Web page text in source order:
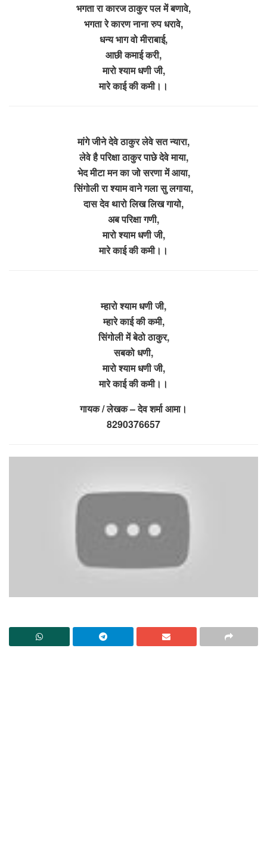
भगता रा कारज ठाकुर पल में बणावे,
भगता रे कारण नाना रुप धरावे,
धन्य भाग वो मीराबाई,
आछी कमाई करी,
मारो श्याम धणी जी,
मारे काई की कमी।।
मांगे जीने देवे ठाकुर लेवे सत न्यारा,
लेवे है परिक्षा ठाकुर पाछे देवे माया,
भेद मीटा मन का जो सरणा में आया,
सिंगोली रा श्याम वाने गला सु लगाया,
दास देव थारो लिख लिख गायो,
अब परिक्षा गणी,
मारो श्याम धणी जी,
मारे काई की कमी।।
म्हारो श्याम धणी जी,
म्हारे काई की कमी,
सिंगोली में बेठो ठाकुर,
सबको धणी,
मारो श्याम धणी जी,
मारे काई की कमी।।
गायक / लेखक – देव शर्मा आमा।
8290376657